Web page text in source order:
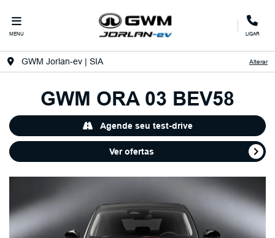
MENU LIGAR
GWM Jorlan-ev | SIA Alterar
GWM ORA 03 BEV58
Agende seu test-drive
Ver ofertas